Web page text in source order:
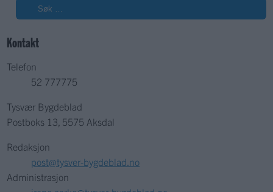
Kontakt
Telefon
52 777775
Tysvær Bygdeblad
Postboks 13, 5575 Aksdal
Redaksjon
post@tysver-bygdeblad.no
Administrasjon